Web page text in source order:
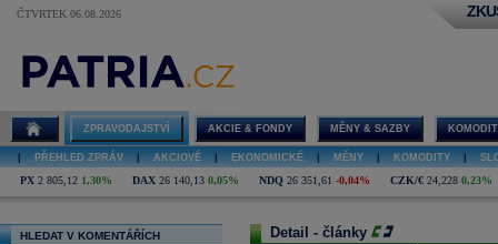
ČTVRTEK 06.08.2026
ZPRAVODAJSTVÍ AKCIE & FONDY MĚNY & SAZBY
PŘEHLED ZPRÁV AKCIOVÉ EKONOMICKÉ MĚNY KOMODITY
PX 2 805,12 1,30% DAX 26 140,13 0,05% NDQ 26 351,61 -0,04% CZK/€ 24,228 0,23%
HLEDAT V KOMENTÁŘÍCH Detail - články